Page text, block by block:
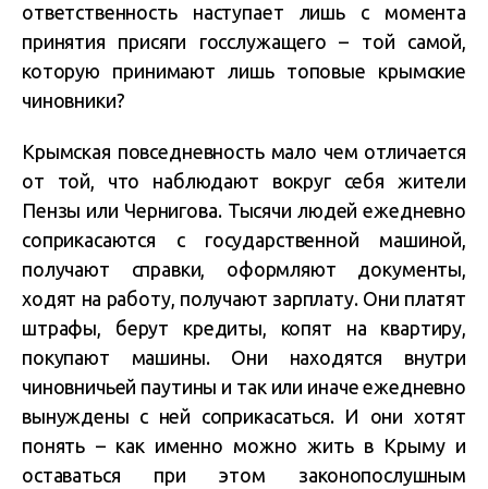
ответственность наступает лишь с момента
принятия присяги госслужащего – той самой,
которую принимают лишь топовые крымские
чиновники?
Крымская повседневность мало чем отличается
от той, что наблюдают вокруг себя жители
Пензы или Чернигова. Тысячи людей ежедневно
соприкасаются с государственной машиной,
получают справки, оформляют документы,
ходят на работу, получают зарплату. Они платят
штрафы, берут кредиты, копят на квартиру,
покупают машины. Они находятся внутри
чиновничьей паутины и так или иначе ежедневно
вынуждены с ней соприкасаться. И они хотят
понять – как именно можно жить в Крыму и
оставаться при этом законопослушным